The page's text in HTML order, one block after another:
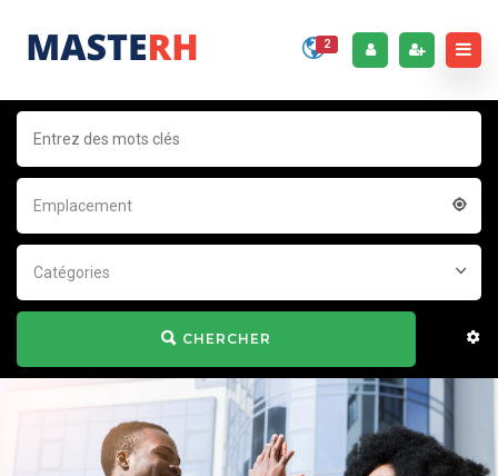
2
Emplacement
Catégories
CHERCHER